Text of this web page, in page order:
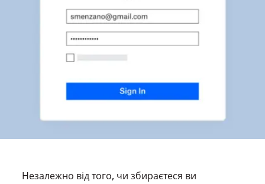
Незалежно від того, чи збираєтеся ви